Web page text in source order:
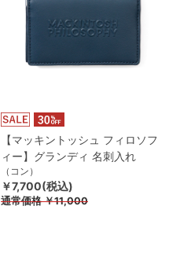
【マッキントッシュ フィロソフ
ィー】グランディ 名刺入れ
（コン）
￥7,700(税込)
通常価格￥11,000